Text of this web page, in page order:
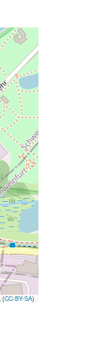
, (CC-BY-SA)